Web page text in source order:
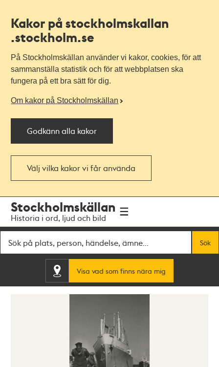
Kakor på stockholmskallan
.stockholm.se
På Stockholmskällan använder vi kakor, cookies, för att
sammanställa statistik och för att webbplatsen ska
fungera på ett bra sätt för dig.
Om kakor på Stockholmskällan
Godkänn alla kakor
Välj vilka kakor vi får använda
navigationen
huvudinnehållet
Stockholmskällan
Historia i ord, ljud och bild
Sök
Visa vad som finns nära mig